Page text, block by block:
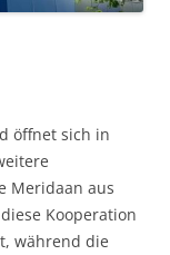
öffnet sich in
Meridaan aus
Kooperation
während die